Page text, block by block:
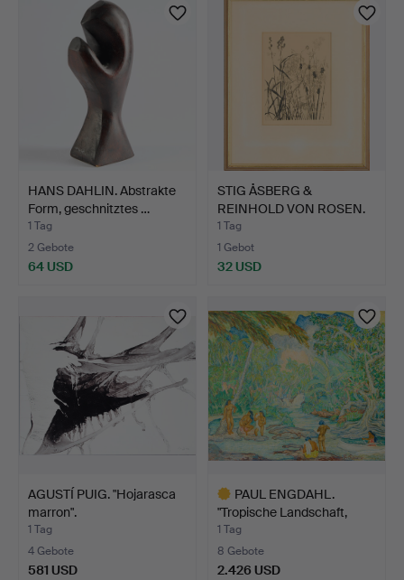
HANS DAHLIN. Abstrakte
Form, geschnitztes …
1 Tag
2 Gebote
64 USD
STIG ÅSBERG &
REINHOLD VON ROSEN.
Alpenlan…
1 Tag
1 Gebot
32 USD
AGUSTÍ PUIG. "Hojarasca
marron".
1 Tag
4 Gebote
581 USD
PAUL ENGDAHL.
"Tropische Landschaft,
Tahit…
1 Tag
8 Gebote
2.426 USD